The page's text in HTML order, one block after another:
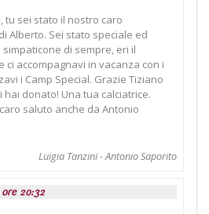
tu sei stato il nostro caro
Alberto. Sei stato speciale ed
di sempre, eri il
ci accompagnavi in vacanza con i
i Camp Special. Grazie Tiziano
hai donato! Una tua calciatrice.
saluto anche da Antonio
Luigia Tanzini - Antonio Saporito
20:32